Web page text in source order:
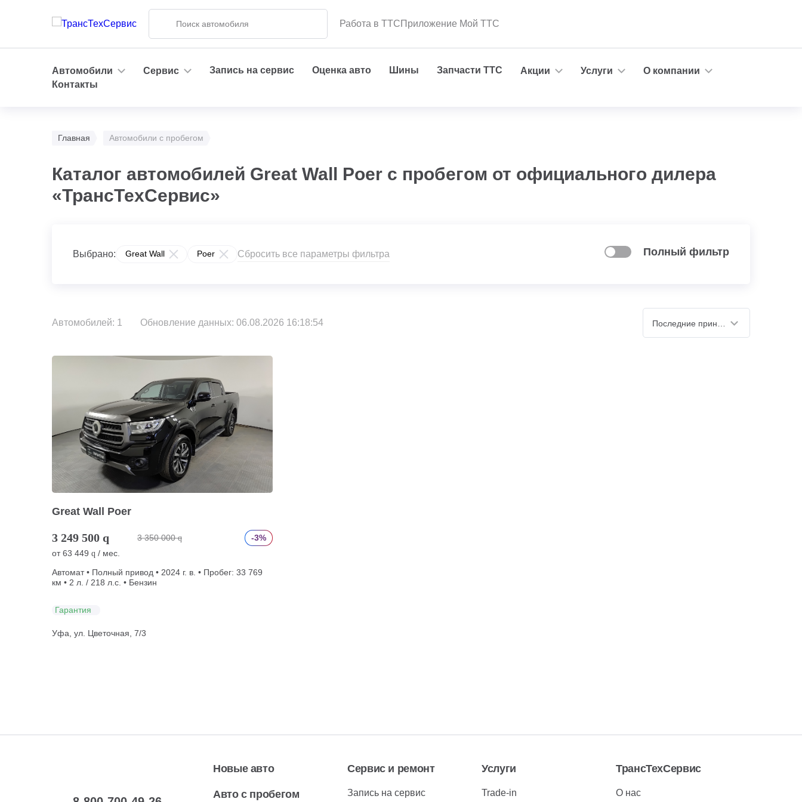
Работа в ТТСПриложение Мой ТТС
Автомобили Сервис Запись на сервис Оценка авто Шины Запчасти ТТС Акции Услуги
О компании
Контакты
Главная Автомобили с пробегом
Каталог автомобилей Great Wall Poer с пробегом от официального дилера
«ТрансТехСервис»
Выбрано: Great Wall Poer Сбросить все параметры фильтра Полный фильтр
Автомобилей: 1 Обновление данных: 06.08.2026 16:18:54
Great Wall Poer
3 249 500 q 3 350 000 q
-3%
от63 449 q / мес.
Автомат • Полный привод • 2024 г. в. • Пробег: 33 769
км • 2 л. / 218 л.с. • Бензин
Гарантия
Уфа, ул. Цветочная, 7/3
Новые авто
Авто с пробегом
Сервис и ремонт
Запись на сервис
Услуги
Trade-in
ТрансТехСервис
О нас